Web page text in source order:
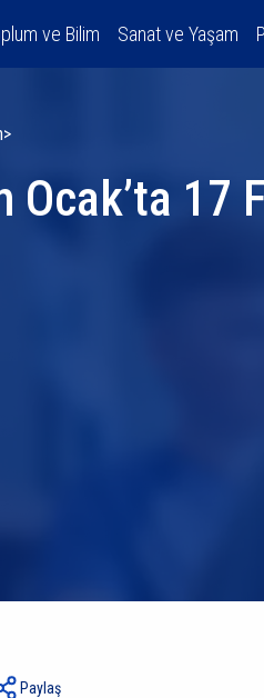
ve Bilim Sanat ve Yaşam
Ocak’ta 17
Paylaş